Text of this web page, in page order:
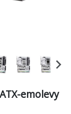
emolevy